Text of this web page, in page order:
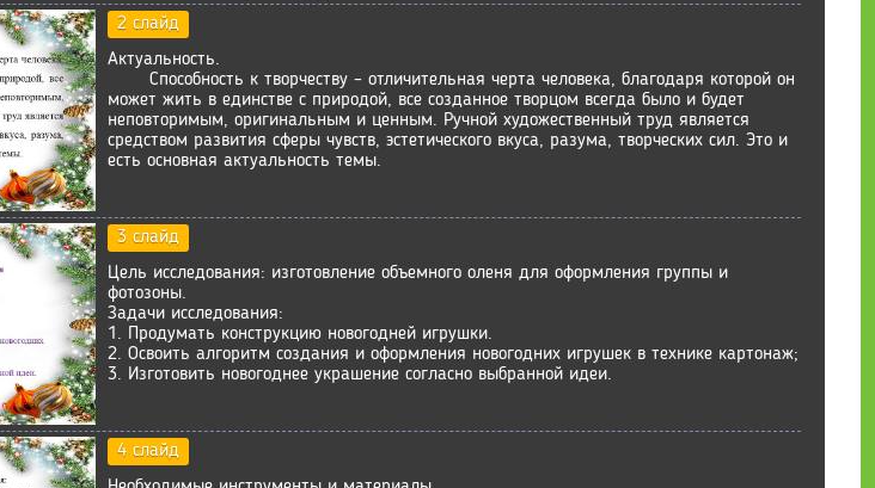
2 слайд
Актуальность.
Способность к творчеству – отличительная черта человека, благодаря которой он
может жить в единстве с природой, все созданное творцом всегда было и будет
неповторимым, оригинальным и ценным. Ручной художественный труд является
средством развития сферы чувств, эстетического вкуса, разума, творческих сил. Это и
есть основная актуальность темы.
3 слайд
Цель исследования: изготовление объемного оленя для оформления группы и
фотозоны.
Задачи исследования:
1. Продумать конструкцию новогодней игрушки.
2. Освоить алгоритм создания и оформления новогодних игрушек в технике картонаж;
3. Изготовить новогоднее украшение согласно выбранной идеи.
4 слайд